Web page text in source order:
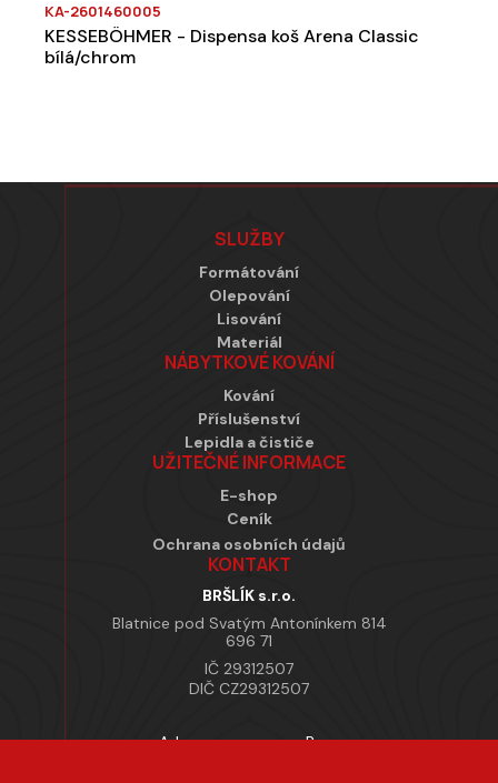
KA-2601460005
KESSEBÖHMER - Dispensa koš Arena Classic
bílá/chrom
Zápatí
SLUŽBY
Formátování
Olepování
Lisování
Materiál
NÁBYTKOVÉ KOVÁNÍ
Kování
Příslušenství
Lepidla a čističe
UŽITEČNÉ INFORMACE
E-shop
Ceník
Ochrana osobních údajů
KONTAKT
BRŠLÍK s.r.o.
Blatnice pod Svatým Antonínkem 814
696 71
IČ 29312507
DIČ CZ29312507
Adresa provozovny Brno